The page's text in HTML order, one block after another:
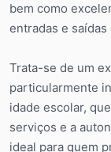
bem como
entradas e saídas
Trata-se de um
particularmente
idade escolar,
serviços e a
ideal para quem